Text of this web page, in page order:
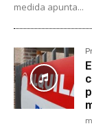
medida apunta...